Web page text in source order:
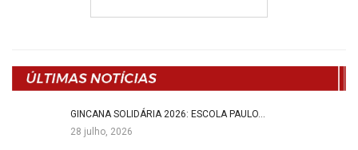
GINCANA SOLIDÁRIA 2026: ESCOLA PAULO…
28 julho, 2026